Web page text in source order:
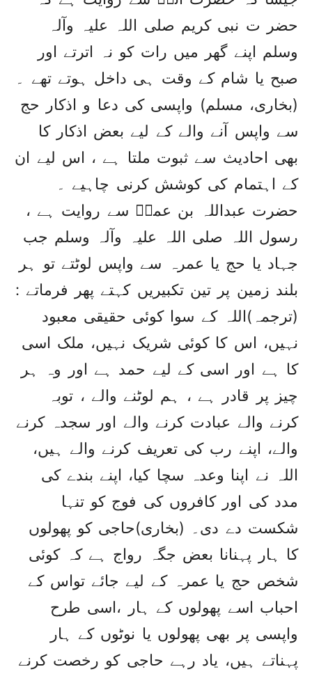
حضر ت نبی کریم صلی اللہ علیہ وآلہ
وسلم اپنے گھر میں رات کو نہ اترتے اور
صبح یا شام کے وقت ہی داخل ہوتے تھے ۔
(بخاری، مسلم) واپسی کی دعا و اذکار حج
سے واپس آنے والے کے لیے بعض اذکار کا
بھی احادیث سے ثبوت ملتا ہے ، اس لیے ان
کے اہتمام کی کوشش کرنی چاہیے ۔
حضرت عبداللہ بن عمرؓ سے روایت ہے ،
رسول اللہ صلی اللہ علیہ وآلہ وسلم جب
جہاد یا حج یا عمرہ سے واپس لوٹتے تو ہر
بلند زمین پر تین تکبیریں کہتے پھر فرماتے :
(ترجمہ)اللہ کے سوا کوئی حقیقی معبود
نہیں، اس کا کوئی شریک نہیں، ملک اسی
کا ہے اور اسی کے لیے حمد ہے اور وہ ہر
چیز پر قادر ہے ، ہم لوٹنے والے ، توبہ
کرنے والے عبادت کرنے والے اور سجدہ کرنے
والے، اپنے رب کی تعریف کرنے والے ہیں،
اللہ نے اپنا وعدہ سچا کیا، اپنے بندے کی
مدد کی اور کافروں کی فوج کو تنہا
شکست دے دی۔ (بخاری)حاجی کو پھولوں
کا ہار پہنانا بعض جگہ رواج ہے کہ کوئی
شخص حج یا عمرہ کے لیے جائے تواس کے
احباب اسے پھولوں کے ہار ،اسی طرح
واپسی پر بھی پھولوں یا نوٹوں کے ہار
پہناتے ہیں، یاد رہے حاجی کو رخصت کرنے